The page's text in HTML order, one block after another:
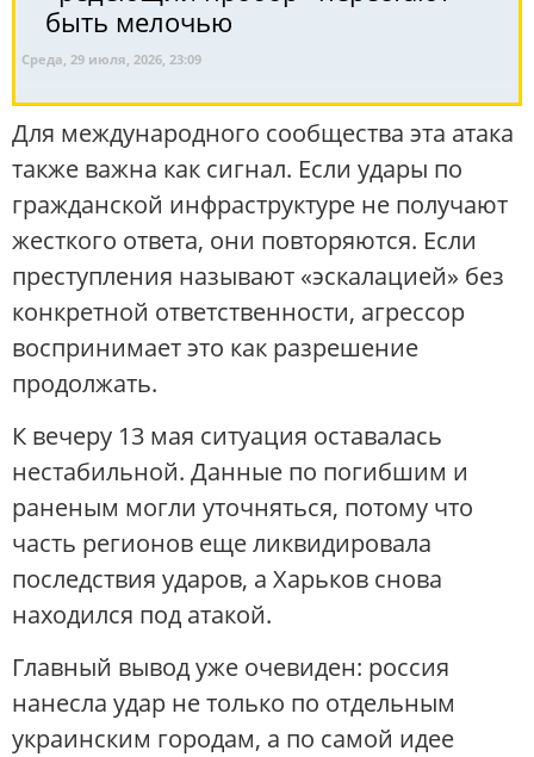
быть мелочью
Среда, 29 июля, 2026, 23:09
Для международного сообщества эта атака
также важна как сигнал. Если удары по
гражданской инфраструктуре не получают
жесткого ответа, они повторяются. Если
преступления называют «эскалацией» без
конкретной ответственности, агрессор
воспринимает это как разрешение
продолжать.
К вечеру 13 мая ситуация оставалась
нестабильной. Данные по погибшим и
раненым могли уточняться, потому что
часть регионов еще ликвидировала
последствия ударов, а Харьков снова
находился под атакой.
Главный вывод уже очевиден: россия
нанесла удар не только по отдельным
украинским городам, а по самой идее